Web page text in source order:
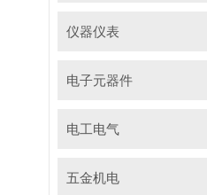
仪器仪表
电子元器件
电工电气
五金机电